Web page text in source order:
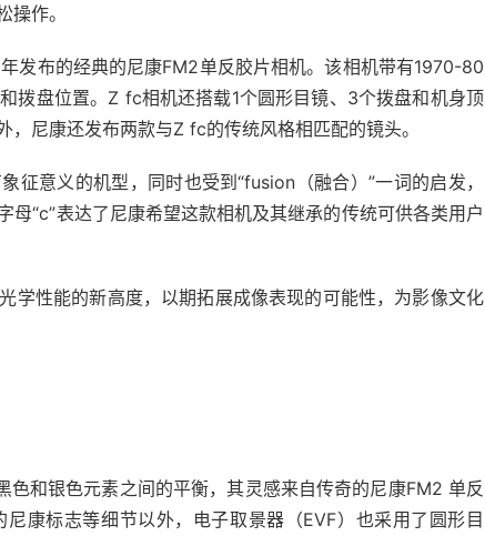
作。
发布的经典的尼康FM2单反胶片相机。该相机带有1970-80
拨盘位置。Z fc相机还搭载1个圆形目镜、3个拨盘和机身顶
尼康还发布两款与Z fc的传统风格相匹配的镜头。
征意义的机型，同时也受到“fusion（融合）”一词的启发，
“c”表达了尼康希望这款相机及其继承的传统可供各类用户
学性能的新高度，以期拓展成像表现的可能性，为影像文化
和银色元素之间的平衡，其灵感来自传奇的尼康FM2 单反
康标志等细节以外，电子取景器（EVF）也采用了圆形目